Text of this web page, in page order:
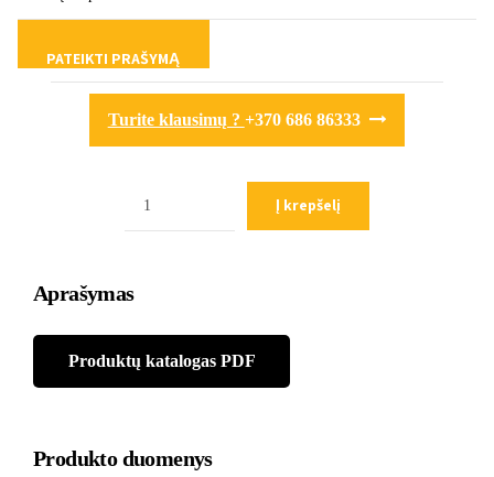
Turite klausimų ? +370 686 86333
Į krepšelį
Aprašymas
Produktų katalogas PDF
Produkto duomenys